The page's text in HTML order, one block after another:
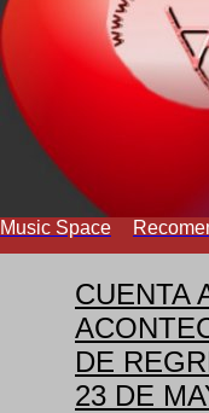
Music Space
CUENTA
DE
23 DE